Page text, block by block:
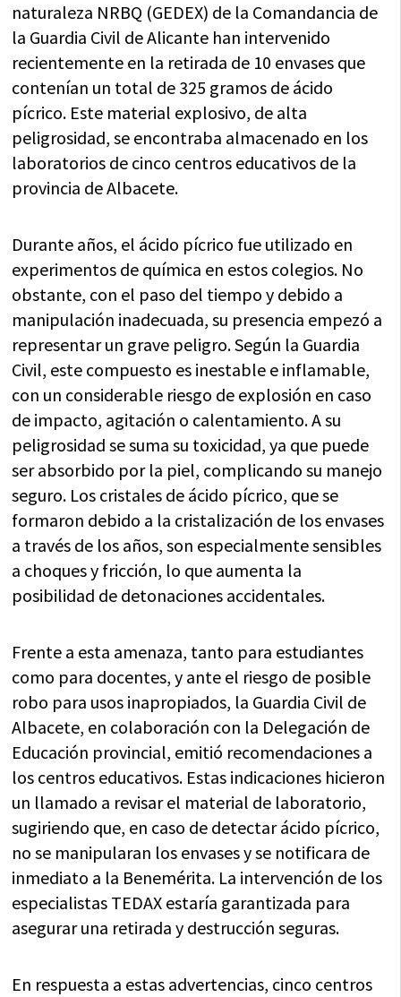
naturaleza NRBQ (GEDEX) de la Comandancia de
la Guardia Civil de Alicante han intervenido
recientemente en la retirada de 10 envases que
contenían un total de 325 gramos de ácido
pícrico. Este material explosivo, de alta
peligrosidad, se encontraba almacenado en los
laboratorios de cinco centros educativos de la
provincia de Albacete.
Durante años, el ácido pícrico fue utilizado en
experimentos de química en estos colegios. No
obstante, con el paso del tiempo y debido a
manipulación inadecuada, su presencia empezó a
representar un grave peligro. Según la Guardia
Civil, este compuesto es inestable e inflamable,
con un considerable riesgo de explosión en caso
de impacto, agitación o calentamiento. A su
peligrosidad se suma su toxicidad, ya que puede
ser absorbido por la piel, complicando su manejo
seguro. Los cristales de ácido pícrico, que se
formaron debido a la cristalización de los envases
a través de los años, son especialmente sensibles
a choques y fricción, lo que aumenta la
posibilidad de detonaciones accidentales.
Frente a esta amenaza, tanto para estudiantes
como para docentes, y ante el riesgo de posible
robo para usos inapropiados, la Guardia Civil de
Albacete, en colaboración con la Delegación de
Educación provincial, emitió recomendaciones a
los centros educativos. Estas indicaciones hicieron
un llamado a revisar el material de laboratorio,
sugiriendo que, en caso de detectar ácido pícrico,
no se manipularan los envases y se notificara de
inmediato a la Benemérita. La intervención de los
especialistas TEDAX estaría garantizada para
asegurar una retirada y destrucción seguras.
En respuesta a estas advertencias, cinco centros